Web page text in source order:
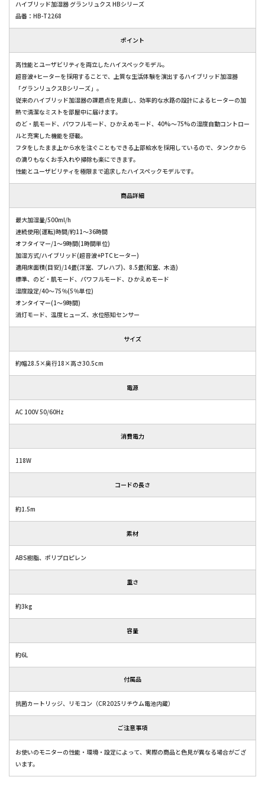
ハイブリッド加湿器 グランリュクス HBシリーズ
品番：HB-T2268
ポイント
高性能とユーザビリティを両立したハイスペックモデル。
超音波+ヒーターを採用することで、上質な生活体験を演出するハイブリッド加湿器
「グランリュクスBシリーズ」。
従来のハイブリッド加湿器の課題点を見直し、効率的な水路の設計によるヒーターの加
熱で清潔なミストを部屋中に届けます。
のど・肌モード、パワフルモード、ひかえめモード、40%～75%の湿度自動コントロー
ルと充実した機能を搭載。
フタをしたまま上から水を注ぐこともできる上部給水を採用しているので、タンクから
の滴りもなくお手入れや掃除も楽にできます。
性能とユーザビリティを極限まで追求したハイスペックモデルです。
商品詳細
最大加湿量/500ml/h
連続使用(運転)時間/約11～36時間
オフタイマー/1～9時間(1時間単位)
加湿方式/ハイブリッド(超音波+PTCヒーター)
適用床面積(目安)/14畳(洋室、プレハブ)、8.5畳(和室、木造)
標準、のど・肌モード、パワフルモード、ひかえめモード
湿度設定/40～75％(5％単位)
オンタイマー(1～9時間)
消灯モード、温度ヒューズ、水位感知センサー
サイズ
約幅28.5×奥行18×高さ30.5cm
電源
AC 100V 50/60Hz
消費電力
118W
コードの長さ
約1.5m
素材
ABS樹脂、ポリプロピレン
重さ
約3kg
容量
約6L
付属品
抗菌カートリッジ、リモコン（CR2025リチウム電池内蔵）
ご注意事項
お使いのモニターの性能・環境・設定によって、実際の商品と色見が異なる場合がござ
います。